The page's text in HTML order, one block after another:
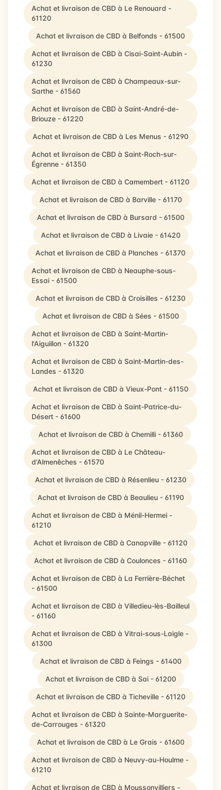
Achat et livraison de CBD à Le Renouard -
61120
Achat et livraison de CBD à Belfonds - 61500
Achat et livraison de CBD à Cisai-Saint-Aubin -
61230
Achat et livraison de CBD à Champeaux-sur-
Sarthe - 61560
Achat et livraison de CBD à Saint-André-de-
Briouze - 61220
Achat et livraison de CBD à Les Menus - 61290
Achat et livraison de CBD à Saint-Roch-sur-
Égrenne - 61350
Achat et livraison de CBD à Camembert - 61120
Achat et livraison de CBD à Barville - 61170
Achat et livraison de CBD à Bursard - 61500
Achat et livraison de CBD à Livaie - 61420
Achat et livraison de CBD à Planches - 61370
Achat et livraison de CBD à Neauphe-sous-
Essai - 61500
Achat et livraison de CBD à Croisilles - 61230
Achat et livraison de CBD à Sées - 61500
Achat et livraison de CBD à Saint-Martin-
l'Aiguillon - 61320
Achat et livraison de CBD à Saint-Martin-des-
Landes - 61320
Achat et livraison de CBD à Vieux-Pont - 61150
Achat et livraison de CBD à Saint-Patrice-du-
Désert - 61600
Achat et livraison de CBD à Chemilli - 61360
Achat et livraison de CBD à Le Château-
d'Almenêches - 61570
Achat et livraison de CBD à Résenlieu - 61230
Achat et livraison de CBD à Beaulieu - 61190
Achat et livraison de CBD à Ménil-Hermei -
61210
Achat et livraison de CBD à Canapville - 61120
Achat et livraison de CBD à Coulonces - 61160
Achat et livraison de CBD à La Ferrière-Béchet
- 61500
Achat et livraison de CBD à Villedieu-lès-Bailleul
- 61160
Achat et livraison de CBD à Vitrai-sous-Laigle -
61300
Achat et livraison de CBD à Feings - 61400
Achat et livraison de CBD à Sai - 61200
Achat et livraison de CBD à Ticheville - 61120
Achat et livraison de CBD à Sainte-Marguerite-
de-Carrouges - 61320
Achat et livraison de CBD à Le Grais - 61600
Achat et livraison de CBD à Neuvy-au-Houlme -
61210
Achat et livraison de CBD à Moussonvilliers -